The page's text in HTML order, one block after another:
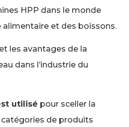
HPP dans le monde
alimentaire et des boissons.
les avantages de la
dans l’industrie du
utilisé pour sceller la
de produits